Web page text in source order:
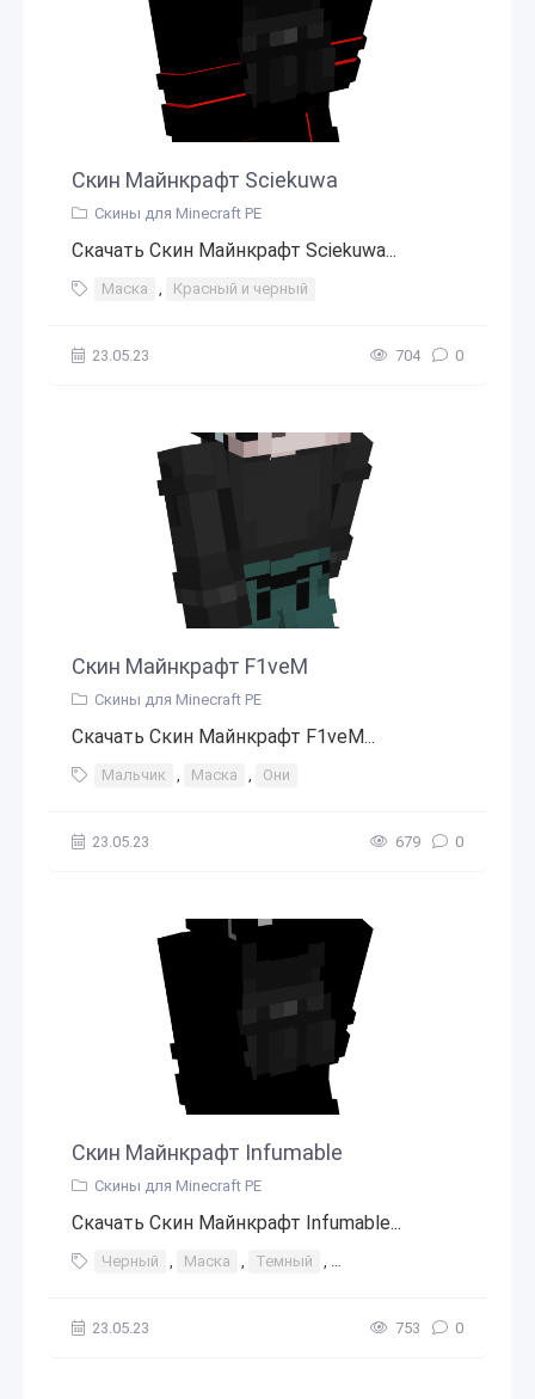
Скин Майнкрафт Sciekuwa
Скины для Minecraft PE
Скачать Скин Майнкрафт Sciekuwa...
Маска , Красный и черный
23.05.23 704 0
Скин Майнкрафт F1veM
Скины для Minecraft PE
Скачать Скин Майнкрафт F1veM...
Мальчик , Маска , Они
23.05.23 679 0
Скин Майнкрафт Infumable
Скины для Minecraft PE
Скачать Скин Майнкрафт Infumable...
Черный , Маска , Темный , Черные волосы
23.05.23 753 0